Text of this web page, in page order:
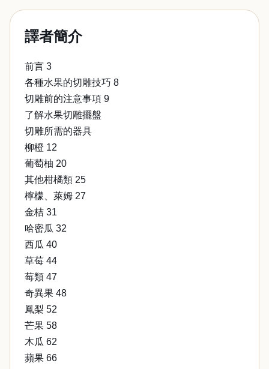
譯者簡介
前言 3
各種水果的切雕技巧 8
切雕前的注意事項 9
了解水果切雕擺盤
切雕所需的器具
柳橙 12
葡萄柚 20
其他柑橘類 25
檸檬、萊姆 27
金桔 31
哈密瓜 32
西瓜 40
草莓 44
莓類 47
奇異果 48
鳳梨 52
芒果 58
木瓜 62
蘋果 66